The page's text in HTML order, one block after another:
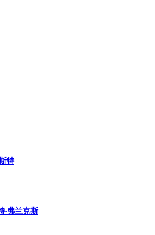
特
·弗兰克斯